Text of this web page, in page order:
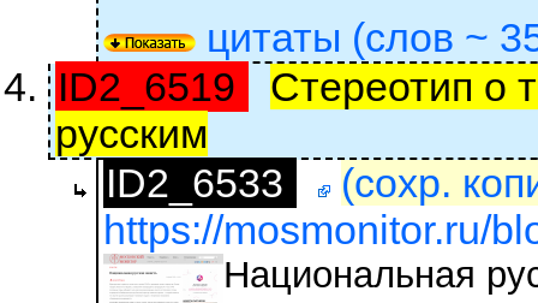
цитаты (слов ~
ID2_6519
Стереотип о
русским
ID2_6533
(сохр.
https://mosmonitor.ru/
Национальная